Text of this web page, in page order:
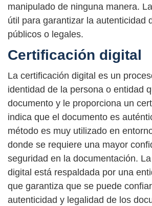
manipulado de ninguna manera.
útil para garantizar la autenticidad
públicos o legales.
Certificación digital
La certificación digital es un
identidad de la persona o entidad
documento y le proporciona un
indica que el documento es
método es muy utilizado en
donde se requiere una mayor
seguridad en la documentación.
digital está respaldada por una
que garantiza que se puede
autenticidad y legalidad de los